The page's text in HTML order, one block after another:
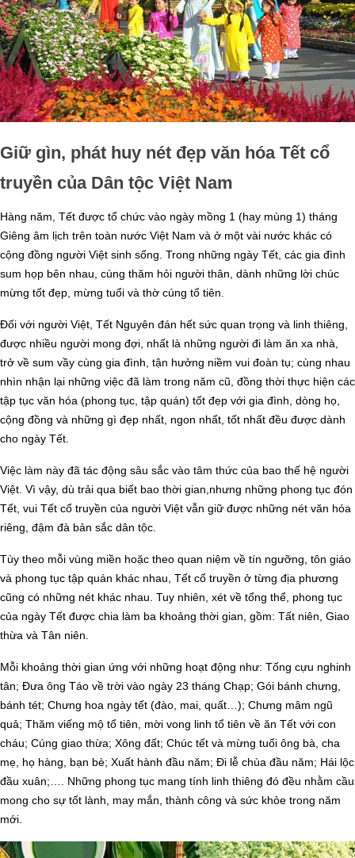
Giữ gìn, phát huy nét đẹp văn hóa Tết cổ
truyền của Dân tộc Việt Nam
Hàng năm, Tết được tổ chức vào ngày mồng 1 (hay mùng 1) tháng
Giêng âm lịch trên toàn nước Việt Nam và ở một vài nước khác có
cộng đồng người Việt sinh sống. Trong những ngày Tết, các gia đình
sum họp bên nhau, cùng thăm hỏi người thân, dành những lời chúc
mừng tốt đẹp, mừng tuổi và thờ cúng tổ tiên.
Đối với người Việt, Tết Nguyên đán hết sức quan trọng và linh thiêng,
được nhiều người mong đợi, nhất là những người đi làm ăn xa nhà,
trở về sum vầy cùng gia đình, tận hưởng niềm vui đoàn tụ; cùng nhau
nhìn nhận lại những việc đã làm trong năm cũ, đồng thời thực hiện các
tập tục văn hóa (phong tục, tập quán) tốt đẹp với gia đình, dòng họ,
cộng đồng và những gì đẹp nhất, ngon nhất, tốt nhất đều được dành
cho ngày Tết.
Việc làm này đã tác động sâu sắc vào tâm thức của bao thế hệ người
Việt. Vì vậy, dù trải qua biết bao thời gian,nhưng những phong tục đón
Tết, vui Tết cổ truyền của người Việt vẫn giữ được những nét văn hóa
riêng, đậm đà bản sắc dân tộc.
Tùy theo mỗi vùng miền hoặc theo quan niệm về tín ngưỡng, tôn giáo
và phong tục tập quán khác nhau, Tết cổ truyền ở từng địa phương
cũng có những nét khác nhau. Tuy nhiên, xét về tổng thể, phong tục
của ngày Tết được chia làm ba khoảng thời gian, gồm: Tất niên, Giao
thừa và Tân niên.
Mỗi khoảng thời gian ứng với những hoạt động như: Tống cựu nghinh
tân; Đưa ông Táo về trời vào ngày 23 tháng Chạp; Gói bánh chưng,
bánh tét; Chưng hoa ngày tết (đào, mai, quất…); Chưng mâm ngũ
quả; Thăm viếng mộ tổ tiên, mời vong linh tổ tiên về ăn Tết với con
cháu; Cúng giao thừa; Xông đất; Chúc tết và mừng tuổi ông bà, cha
mẹ, họ hàng, bạn bè; Xuất hành đầu năm; Đi lễ chùa đầu năm; Hái lộc
đầu xuân;…. Những phong tục mang tính linh thiêng đó đều nhằm cầu
mong cho sự tốt lành, may mắn, thành công và sức khỏe trong năm
mới.